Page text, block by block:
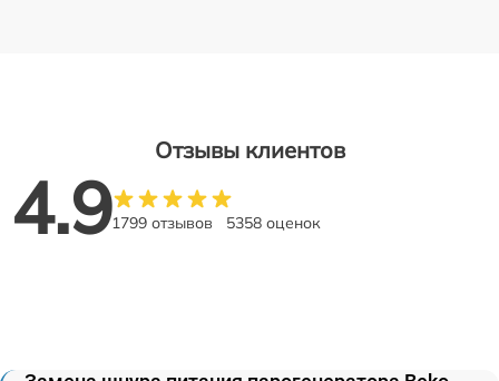
Отзывы клиентов
4.91799 отзывов 5358 оценок